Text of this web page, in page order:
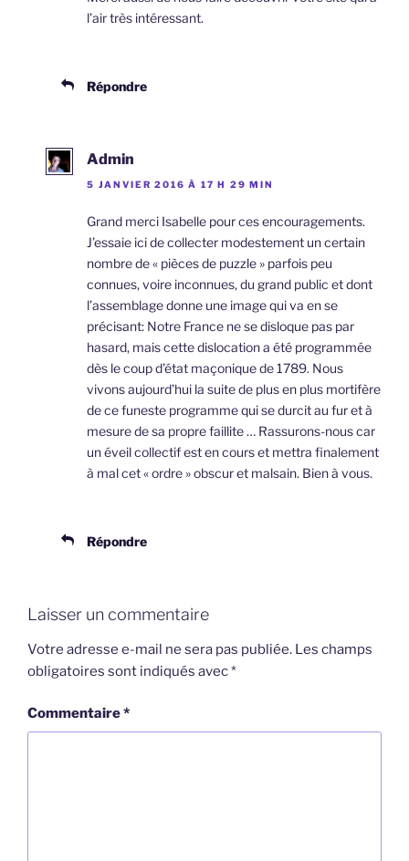
l’air très intéressant.
Répondre
Admin
5 JANVIER 2016 À 17 H 29 MIN
Grand merci Isabelle pour ces encouragements.
J’essaie ici de collecter modestement un certain
nombre de « pièces de puzzle » parfois peu
connues, voire inconnues, du grand public et dont
l’assemblage donne une image qui va en se
précisant: Notre France ne se disloque pas par
hasard, mais cette dislocation a été programmée
dès le coup d’état maçonique de 1789. Nous
vivons aujourd’hui la suite de plus en plus mortifère
de ce funeste programme qui se durcit au fur et à
mesure de sa propre faillite … Rassurons-nous car
un éveil collectif est en cours et mettra finalement
à mal cet « ordre » obscur et malsain. Bien à vous.
Répondre
Laisser un commentaire
Votre adresse e-mail ne sera pas publiée. Les champs
obligatoires sont indiqués avec*
Commentaire*